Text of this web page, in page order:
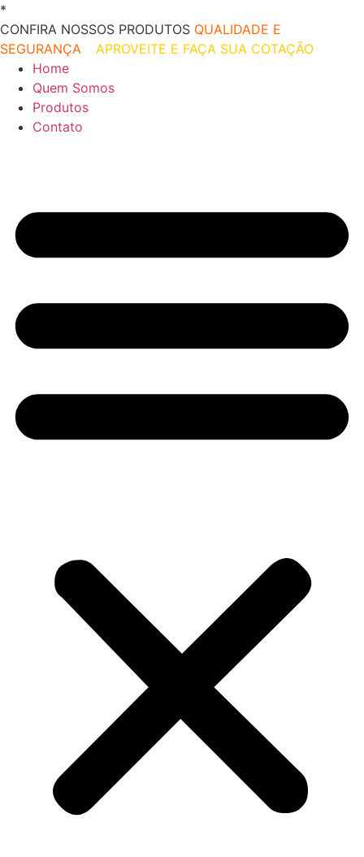
Ir
para
o
conteúdo
*
CONFIRA NOSSOS PRODUTOS QUALIDADE E
SEGURANÇA
APROVEITE E FAÇA SUA COTAÇÃO
Home
Quem Somos
Produtos
Contato